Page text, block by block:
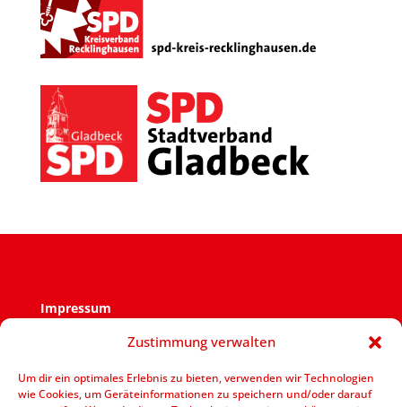
Zustimmung verwalten
Um dir ein optimales Erlebnis zu bieten, verwenden wir Technologien
wie Cookies, um Geräteinformationen zu speichern und/oder darauf
Impressum
Verantwortlich für den Inhalt ist der SPD Ortsverein
V.i.S.d.P.: Jens Bennarend Goetheplatz 11 – 45964